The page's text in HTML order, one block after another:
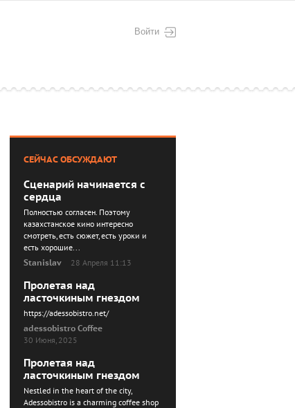
Войти
СЕЙЧАС ОБСУЖДАЮТ
Сценарий начинается с
сердца
Полностью согласен. Поэтому
казахстанское кино интересно
смотреть, есть сюжет, есть уроки и
есть хорошие...
Stanislav
28 Апреля 11:13
Пролетая над
ласточкиным гнездом
https://adessobistro.net/
adessobistro Coffee
30 Июня, 2025
Пролетая над
ласточкиным гнездом
Nestled in the heart of the city,
Adessobistro is a charming coffee shop